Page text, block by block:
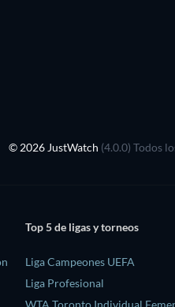
© 2026 JustWatch (4.0.0) Todos
Top 5 de ligas y torneos
Liga Campeones UEFA
Liga Profesional
WTA Toronto Individual